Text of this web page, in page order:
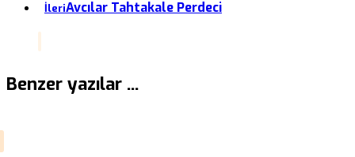
İleriAvcılar Tahtakale Perdeci
Benzer yazılar ...